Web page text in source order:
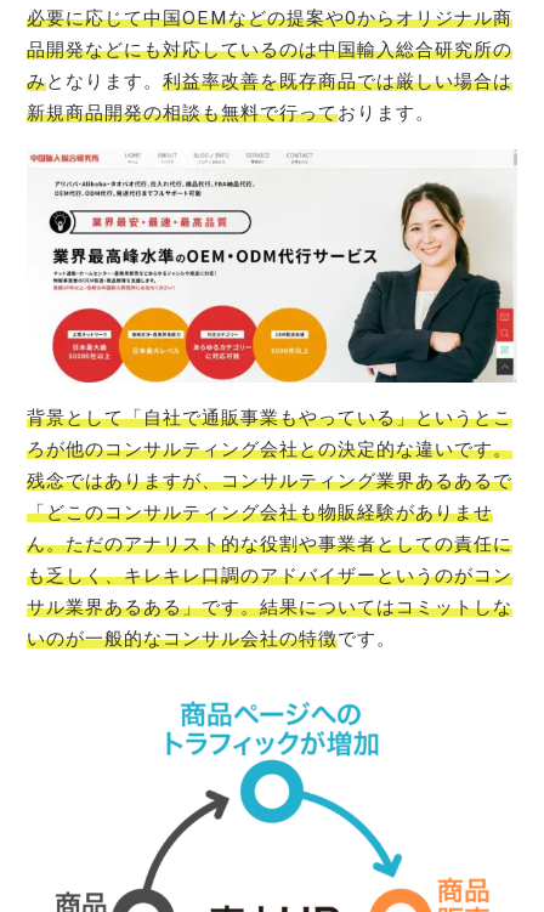
必要に応じて中国OEMなどの提案や0からオリジナル商
品開発などにも対応しているのは中国輸入総合研究所の
みとなります。利益率改善を既存商品では厳しい場合は
新規商品開発の相談も無料で行っております。
背景として「自社で通販事業もやっている」というとこ
ろが他のコンサルティング会社との決定的な違いです。
残念ではありますが、コンサルティング業界あるあるで
「どこのコンサルティング会社も物販経験がありませ
ん。ただのアナリスト的な役割や事業者としての責任に
も乏しく、キレキレ口調のアドバイザーというのがコン
サル業界あるある」です。結果についてはコミットしな
いのが一般的なコンサル会社の特徴です。